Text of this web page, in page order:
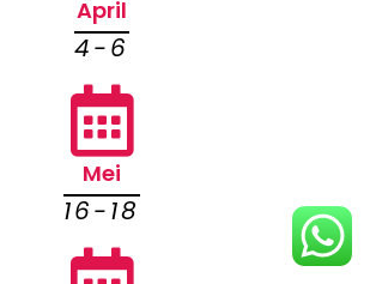
April
4-6
Mei
16-18